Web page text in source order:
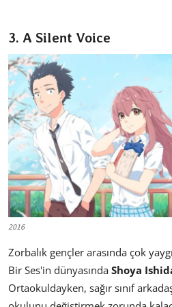
3. A Silent Voice
2016
Zorbalık gençler arasında çok
Bir Ses'in dünyasında Shoya
Ortaokuldayken, sağır sınıf